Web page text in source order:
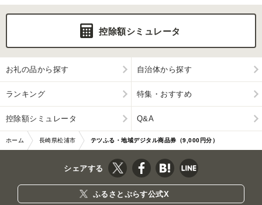
控除額シミュレータ
お礼の品から探す 自治体から探す
ランキング 特集・おすすめ
控除額シミュレータ Q&A
ホーム 長崎県松浦市 テツふる・地域デジタル商品券（9,000円分）
シェアする
ふるさとぷらす公式X